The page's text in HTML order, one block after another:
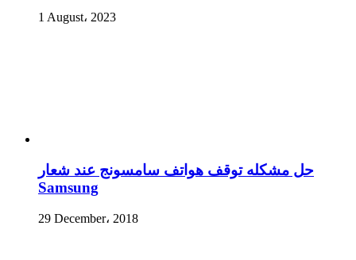
1 August، 2023
حل مشكله توقف هواتف سامسونج عند شعار
Samsung
29 December، 2018